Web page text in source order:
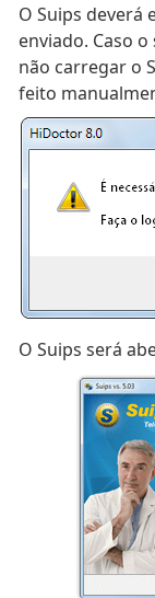
O Suips deverá
enviado. Caso
não carregar o
feito
O Suips será